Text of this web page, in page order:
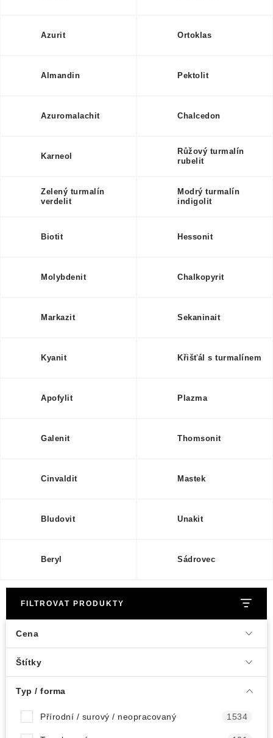
Azurit Ortoklas
Almandin Pektolit
Azuromalachit Chalcedon
Karneol
Růžový turmalín
rubelit
Zelený turmalín
verdelit
Modrý turmalín
indigolit
Biotit Hessonit
Molybdenit Chalkopyrit
Markazit Sekaninait
Kyanit Křišťál s turmalínem
Apofylit Plazma
Galenit Thomsonit
Cinvaldit Mastek
Bludovit Unakit
Beryl Sádrovec
FILTROVAT PRODUKTY
Cena
Štítky
Typ / forma
Přírodní / surový / neopracovaný 1534